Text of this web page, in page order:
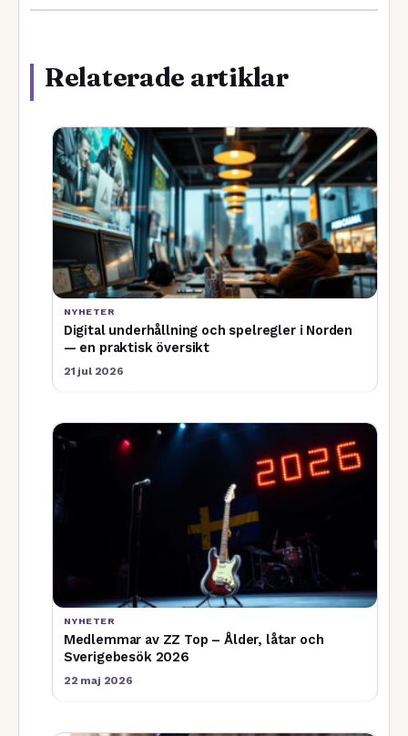
Relaterade artiklar
NYHETER
Digital underhållning och spelregler i Norden
— en praktisk översikt
21 jul 2026
NYHETER
Medlemmar av ZZ Top – Ålder, låtar och
Sverigebesök 2026
22 maj 2026